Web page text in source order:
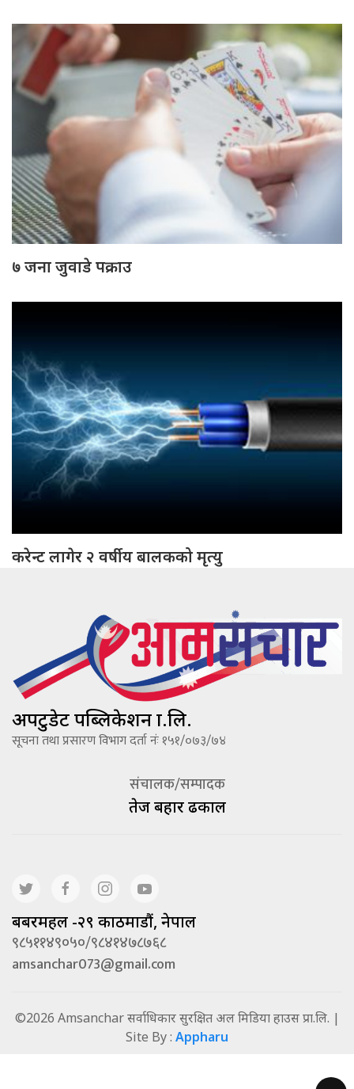
७ जना जुवाडे पक्राउ
करेन्ट लागेर २ वर्षीय बालकको मृत्यु
अपटुडेट पब्लिकेशन प्रा.लि.
सूचना तथा प्रसारण विभाग दर्ता नंः १५१/०७३/७४
संचालक/सम्पादक
तेज बहादूर ढकाल
बबरमहल -२९ काठमाडौं, नेपाल
९८५११४९०५०/९८४१४७८७६८
amsanchar073@gmail.com
©2026 Amsanchar सर्वाधिकार सुरक्षित अल मिडिया हाउस प्रा.लि. |
Site By : Appharu